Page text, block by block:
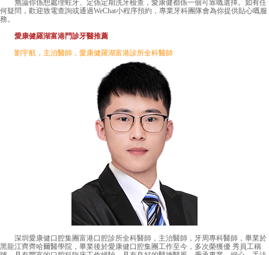
無論你係想處理蛀牙、定係定期洗牙檢查，愛康健都係一個可靠嘅選擇。如有任
何疑問，歡迎致電查詢或通過WeChat小程序預約，專業牙科團隊會為你提供貼心嘅服
務。
愛康健羅湖富港門診牙醫推薦
劉宇航，主治醫師，愛康健羅湖富港診所全科醫師
深圳愛康健口腔集團富港口腔診所全科醫師，主治醫師，牙周專科醫師，畢業於
黑龍江齊齊哈爾醫學院，畢業後於愛康健口腔集團工作至今，多次榮獲優 秀員工稱